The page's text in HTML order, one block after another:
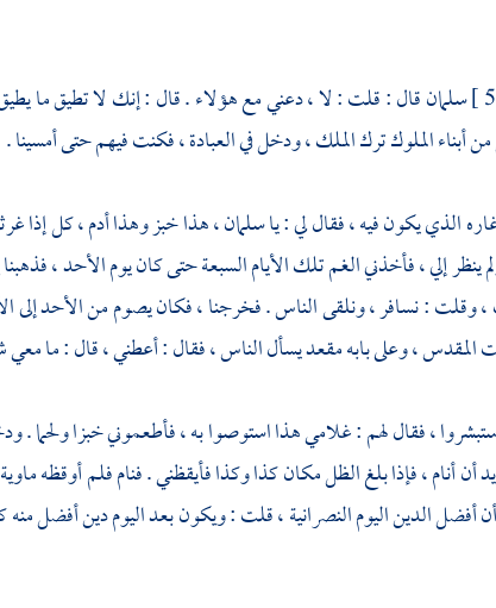
سلمانقال : قلت : لا ، دعني مع هؤلاء . قال : إنك لا تطيق ما
أبناء الملوك ترك الملك ، ودخل في العبادة ، فكنت فيهم حتى أمسينا .
الذي يكون فيه ، فقال لي : ياسلمان، هذا خبز وهذا أدم ، كل
ينظر إلي ، فأخذني الغم تلك الأيام السبعة حتى كان يوم الأحد ،
: نسافر ، ونلقى الناس . فخرجنا ، فكان يصوم من الأحد إلى
المقدس، وعلى بابه مقعد يسأل الناس ، فقال : أعطني ، قال : ما
، فقال لهم : غلامي هذا استوصوا به ، فأطعموني خبزا ولحما
أن أنام ، فإذا بلغ الظل مكان كذا وكذا فأيقظني . فنام فلم أوقظه
الدين اليوم النصرانية ، قلت : ويكون بعد اليوم دين أفضل